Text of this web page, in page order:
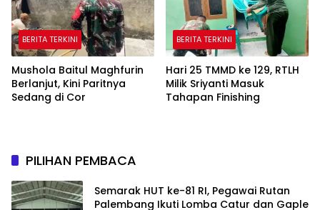
BERITA TERKINI
Mushola Baitul Maghfurin
Berlanjut, Kini Paritnya
Sedang di Cor
BERITA TERKINI
Hari 25 TMMD ke 129, RTLH
Milik Sriyanti Masuk
Tahapan Finishing
PILIHAN PEMBACA
Semarak HUT ke-81 RI, Pegawai Rutan
Palembang Ikuti Lomba Catur dan Gaple